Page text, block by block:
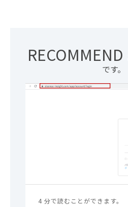
RECOMMEND
です。
4 分で読むことができます。